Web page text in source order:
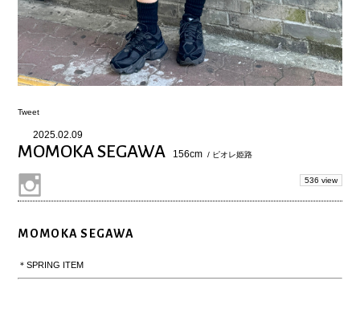
Tweet
2025.02.09
MOMOKA SEGAWA 156cm / ピオレ姫路
536 view
MOMOKA SEGAWA
＊SPRING ITEM